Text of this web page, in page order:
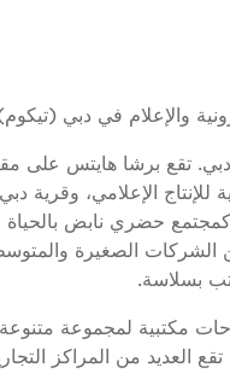
والإعلام في دبي
تقع برشا هايتس على
الإعلامي، وقرية
حضري نابض
الصغيرة
بسلاسة.
مكتبية لمجموعة
العديد من المراكز